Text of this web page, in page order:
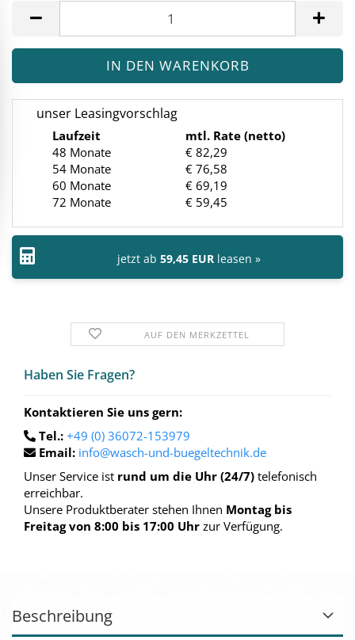
unser Leasingvorschlag
Laufzeit
mtl. Rate (netto)
48 Monate
€ 82,29
54 Monate
€ 76,58
60 Monate
€ 69,19
72 Monate
€ 59,45
jetzt ab 59,45 EUR leasen »
AUF DEN MERKZETTEL
Haben Sie Fra­gen?
Kontaktieren Sie uns gern:
Tel.: +49 (0) 36072-153979
Email: info@wasch-und-buegeltechnik.de
Unser Service ist rund um die Uhr (24/7) telefonisch
erreichbar.
Unsere Produktberater stehen Ihnen Montag bis
Freitag von 8:00 bis 17:00 Uhr zur Verfügung.
Beschreibung